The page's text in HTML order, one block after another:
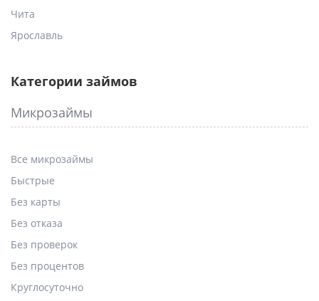
Чита
Ярославль
Категории займов
Микрозаймы
Все микрозаймы
Быстрые
Без карты
Без отказа
Без проверок
Без процентов
Круглосуточно